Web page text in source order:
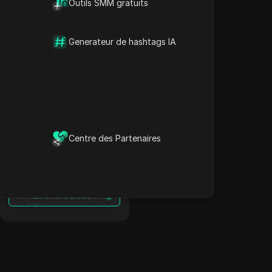
Outils SMM gratuits
Generateur de hashtags IA
Centre des Partenaires
Contourner les
: Proxy Wish +
Contourner les
restrictions en Islande :